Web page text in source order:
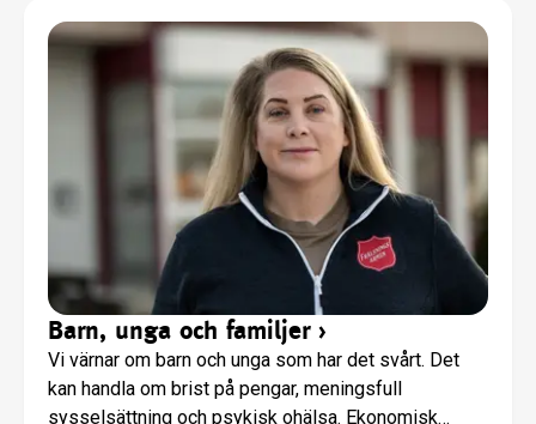
Barn, unga och familjer›
Vi värnar om barn och unga som har det svårt. Det
kan handla om brist på pengar, meningsfull
sysselsättning och psykisk ohälsa. Ekonomisk